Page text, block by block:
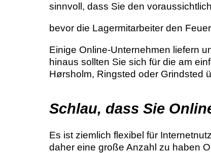
sinnvoll, dass Sie den
bevor die Lagermitarbeiter den
Einige Online-Unternehmen liefern
hinaus sollten Sie sich für die am
Hørsholm, Ringsted oder Grindsted
Schlau, dass Sie
Es ist ziemlich flexibel für
daher eine große Anzahl zu haben